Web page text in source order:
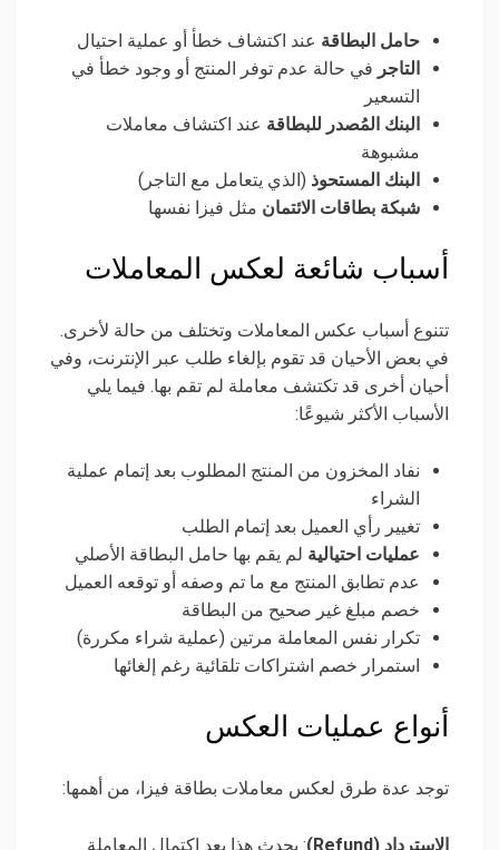
حامل البطاقة عند اكتشاف خطأ أو عملية احتيال
التاجر في حالة عدم توفر المنتج أو وجود خطأ في
التسعير
البنك المُصدر للبطاقة عند اكتشاف معاملات
مشبوهة
البنك المستحوذ (الذي يتعامل مع التاجر)
شبكة بطاقات الائتمان مثل فيزا نفسها
أسباب شائعة لعكس المعاملات
تتنوع أسباب عكس المعاملات وتختلف من حالة لأخرى.
في بعض الأحيان قد تقوم بإلغاء طلب عبر الإنترنت، وفي
أحيان أخرى قد تكتشف معاملة لم تقم بها. فيما يلي
الأسباب الأكثر شيوعًا:
نفاد المخزون من المنتج المطلوب بعد إتمام عملية
الشراء
تغيير رأي العميل بعد إتمام الطلب
عمليات احتيالية لم يقم بها حامل البطاقة الأصلي
عدم تطابق المنتج مع ما تم وصفه أو توقعه العميل
خصم مبلغ غير صحيح من البطاقة
تكرار نفس المعاملة مرتين (عملية شراء مكررة)
استمرار خصم اشتراكات تلقائية رغم إلغائها
أنواع عمليات العكس
توجد عدة طرق لعكس معاملات بطاقة فيزا، من أهمها:
الاسترداد (Refund)
: يحدث هذا بعد اكتمال المعاملة